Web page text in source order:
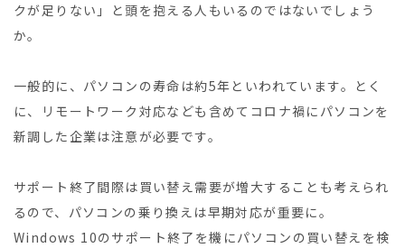
クが足りない」と頭を抱える人もいるのではないでしょう
か。
一般的に、パソコンの寿命は約5年といわれています。とく
に、リモートワーク対応なども含めてコロナ禍にパソコンを
新調した企業は注意が必要です。
サポート終了間際は買い替え需要が増大することも考えられ
るので、パソコンの乗り換えは早期対応が重要に。
Windows 10のサポート終了を機にパソコンの買い替えを検